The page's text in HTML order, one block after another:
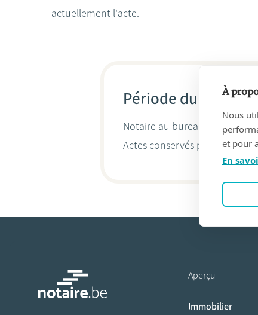
actuellement l'acte.
Période du 23/01/
Notaire au bureau NOTARIS
Actes conservés par
Natalie
Aperçu
Immobilier
À
Nous
et pour
En